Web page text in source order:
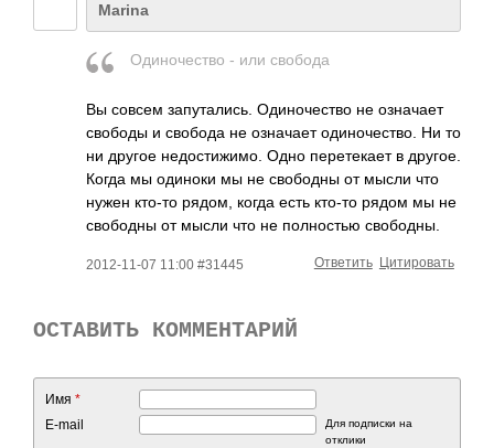
Marina
Один­­оче­с­тво - или своб­­ода
Вы совсем запу­тали­сь. Один­очес­тво не озна­чает
свободы и свобода не озна­чает один­очес­тво. Ни то
ни другое недо­стиж­имо. Одно пере­текает в другое.
Когда мы одиноки мы не своб­одны от мысли что
нужен кто-то рядом, когда есть кто-то рядом мы не
своб­одны от мысли что не полн­остью своб­одны.
2012-11-07 11:00 #31445 Цитировать
Ответить
ОСТАВИТЬ КОММЕНТАРИЙ
Имя *
E-mail
Для подписки на
отклики